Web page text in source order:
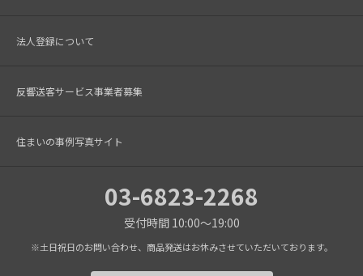
法人登録について
反響送客サービス事業者募集
住まいの事例写真サイト
03-6823-2268
受付時間 10:00～19:00
※土日祝日のお問い合わせ、商品発送はお休みさせていただいております。